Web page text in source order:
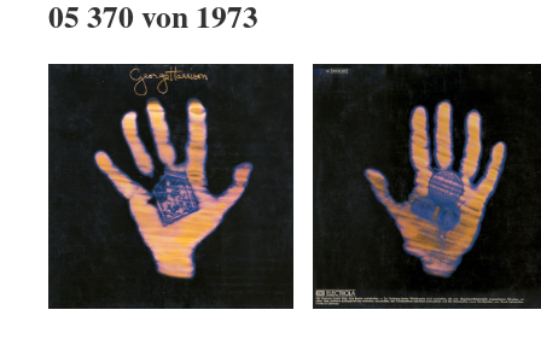
05 370 von 1973